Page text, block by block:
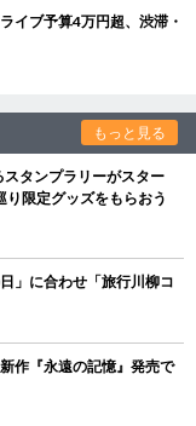
イブ予算4万円超、渋滞・
もっと見る
タンプラリーがスター
限定グッズをもらおう
」に合わせ「旅行川柳コ
作『永遠の記憶』発売で